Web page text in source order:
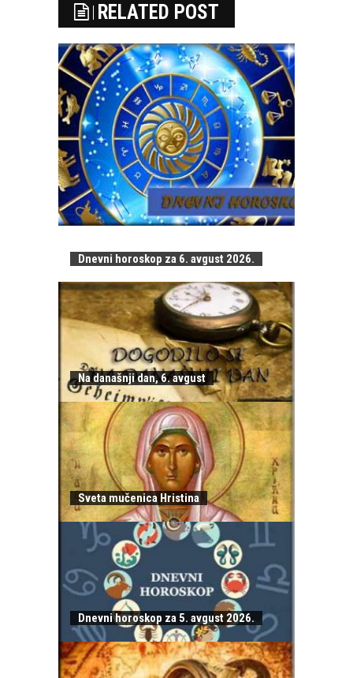
RELATED POST
Dnevni horoskop za 6. avgust 2026.
Na današnji dan, 6. avgust
Sveta mučenica Hristina
Dnevni horoskop za 5. avgust 2026.